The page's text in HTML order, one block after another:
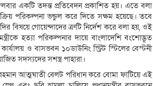
একটি তদন্ত প্রতিবেদন প্রকাশিত হয়। এতে বলা
পরিকল্পনা ভন্ডুল করে দিতে সক্ষম হয়েছে। তবে
বিষয়ে গোয়েন্দাদের ত্রুটি নির্দেশ করে বলা হয়, ওই
হত্যা পরিকল্পনার দায়ে বাংলাদেশি বংশোদ্ভূত
ও বাসভবন ১০ডাউনিং স্ট্রিট স্টিলের বেস্টনী
সদস্যদের সশস্ত্র পাহারা।
আত্মঘাতী বেলট পরিধান করে বোমা ফাটিয়ে এই